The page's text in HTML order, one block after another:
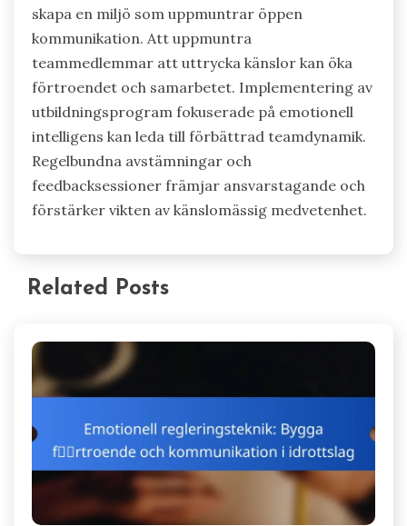
skapa en miljö som uppmuntrar öppen
kommunikation. Att uppmuntra
teammedlemmar att uttrycka känslor kan öka
förtroendet och samarbetet. Implementering av
utbildningsprogram fokuserade på emotionell
intelligens kan leda till förbättrad teamdynamik.
Regelbundna avstämningar och
feedbacksessioner främjar ansvarstagande och
förstärker vikten av känslomässig medvetenhet.
Related Posts